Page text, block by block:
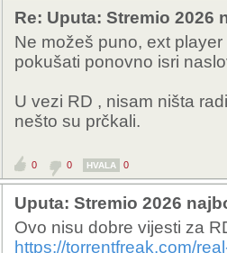
Re: Uputa: Stremio 2026
Ne možeš puno, ext
pokušati ponovno isri
U vezi RD , nisam ništa
nešto su prčkali.
0 0 HVALA 0
Uputa: Stremio 2026
Ovo nisu dobre vijesti za
https://torrentfreak.com/